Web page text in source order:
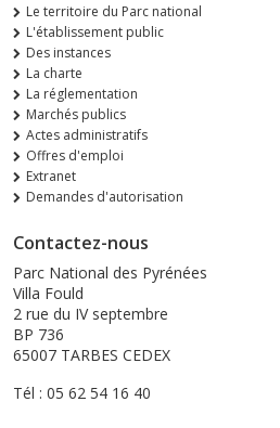
Le territoire du Parc national
L'établissement public
Des instances
La charte
La réglementation
Marchés publics
Actes administratifs
Offres d'emploi
Extranet
Demandes d'autorisation
Contactez-nous
Parc National des Pyrénées
Villa Fould
2 rue du IV septembre
BP 736
65007 TARBES CEDEX
Tél : 05 62 54 16 40